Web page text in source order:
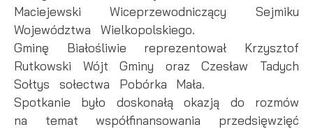
Maciejewski Wiceprzewodniczący Sejmiku
Województwa Wielkopolskiego.
Gminę Białośliwie reprezentował Krzysztof
Rutkowski Wójt Gminy oraz Czesław Tadych
Sołtys sołectwa Pobórka Mała.
Spotkanie było doskonałą okazją do rozmów
na temat współfinansowania przedsięwzięć
pośredników prezentujących nasze treści w postaci
wiadomości, ofert, komunikatów mediów
społecznościowych.